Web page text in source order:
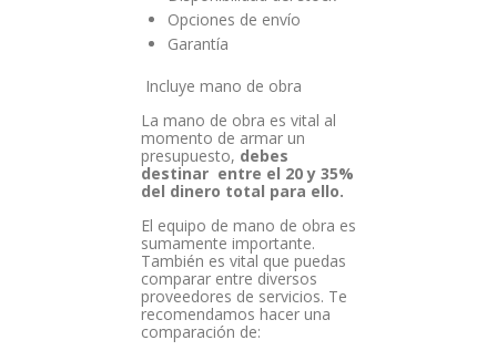
Opciones de envío
Garantía
Incluye mano de obra
La mano de obra es vital al
momento de armar un
presupuesto, debes
destinar entre el 20 y 35%
del dinero total para ello.
El equipo de mano de obra es
sumamente importante.
También es vital que puedas
comparar entre diversos
proveedores de servicios. Te
recomendamos hacer una
comparación de: